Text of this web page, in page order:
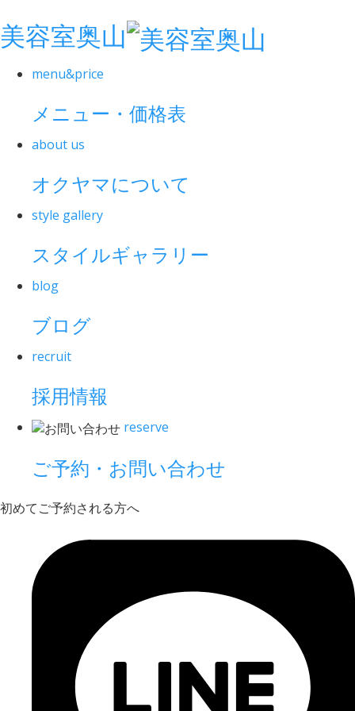
美容室奥山
menu&price
メニュー・価格表
about us
オクヤマについて
style gallery
スタイルギャラリー
blog
ブログ
recruit
採用情報
reserve
ご予約・お問い合わせ
初めてご予約される方へ